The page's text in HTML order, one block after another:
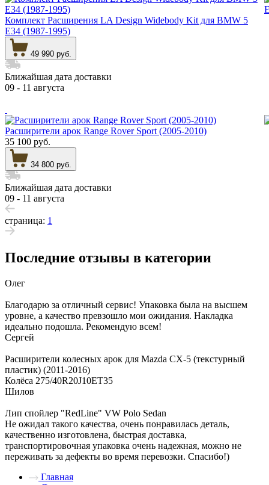
Комплект Расширения LA Design Widebody Kit для BMW 5
E34 (1987-1995)
49 990 руб.
Ближайшая дата доставки
09 - 11 августа
Расширители арок Range Rover Sport (2005-2010)
35 100 руб.
34 800 руб.
Ближайшая дата доставки
09 - 11 августа
страница: 1
Последние отзывы в категории
Олег
Благодарю за отличный сервис! Упаковка была на высшем
уровне, а качество превзошло мои ожидания. Накладка
идеально подошла. Рекомендую всем!
Сергей
Расширители колесных арок для Mazda CX-5 (текстурный
пластик) (2011-2016)
Колёса 275/40R20J10ET35
Шилов
Лип спойлер "RedLine" VW Polo Sedan
Не ожидал такого качества, очень понравилась деталь,
качественно изготовлена, быстрая доставка,
транспортировочная упаковка очень надежная, можно не
переживать за дефекты во время перевозки. Спасибо!)
Главная